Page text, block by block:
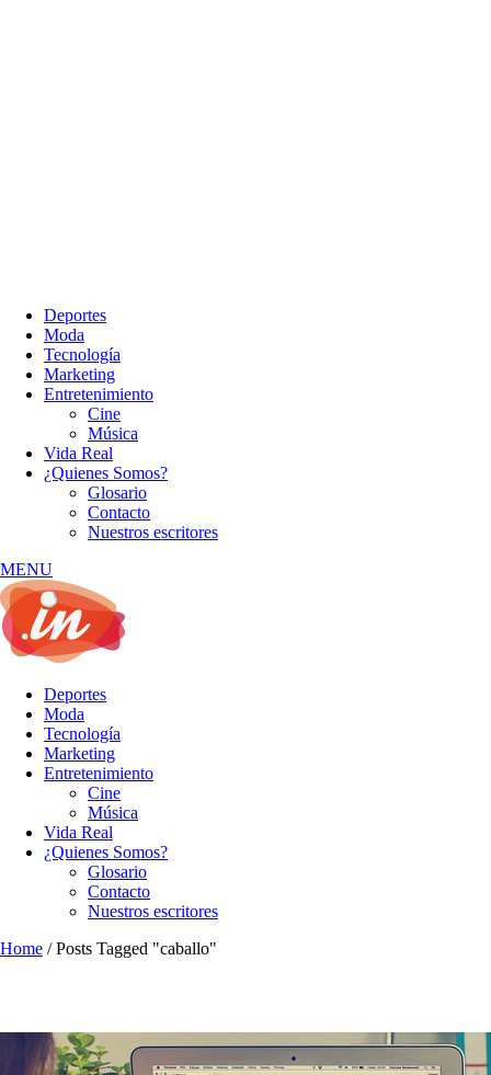
Deportes
Moda
Tecnología
Marketing
Entretenimiento
Cine
Música
Vida Real
¿Quienes Somos?
Glosario
Contacto
Nuestros escritores
MENU
Deportes
Moda
Tecnología
Marketing
Entretenimiento
Cine
Música
Vida Real
¿Quienes Somos?
Glosario
Contacto
Nuestros escritores
Home /Posts Tagged "caballo"